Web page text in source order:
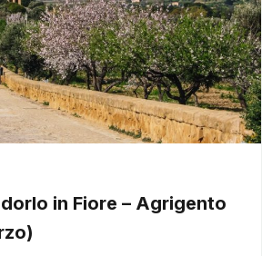
in Fiore – Agrigento